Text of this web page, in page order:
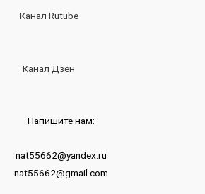
Канал Rutube
Канал Дзен
Напишите нам:
nat55662@yandex.ru
nat55662@gmail.com